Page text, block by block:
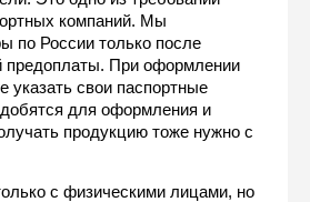
компаний. Мы
по России только после
предоплаты. При оформлении
указать свои паспортные
для оформления и
продукцию тоже нужно с
с физическими лицами, но